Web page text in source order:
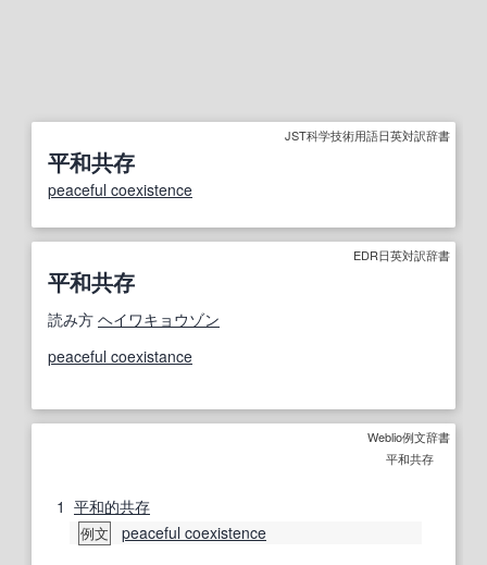
JST科学技術用語日英対訳辞書
平和共存
peaceful coexistence
EDR日英対訳辞書
平和共存
読み方 ヘイワキョウゾン
peaceful coexistance
Weblio例文辞書
平和共存
1 平和的共存
例文 peaceful coexistence